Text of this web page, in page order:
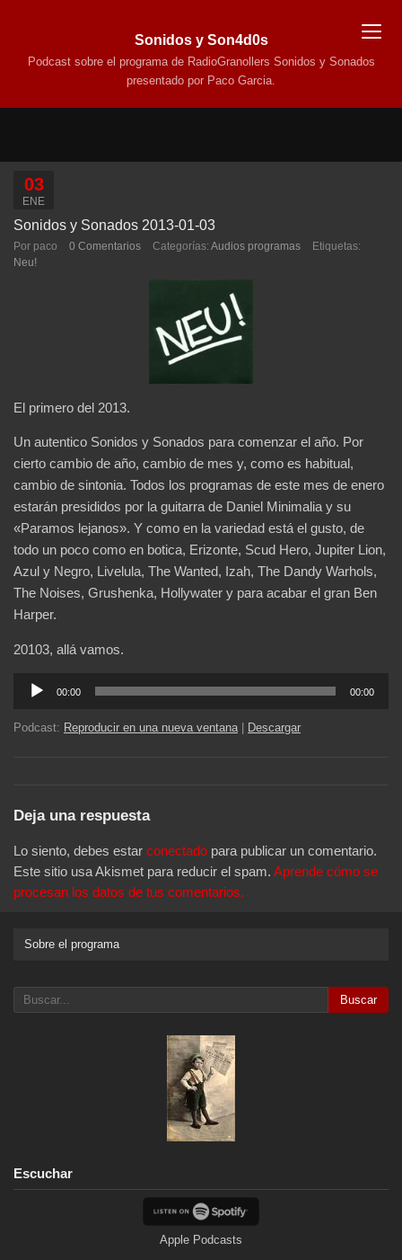
Sonidos y Son4d0s
Podcast sobre el programa de RadioGranollers Sonidos y Sonados
presentado por Paco Garcia.
03
ENE
Sonidos y Sonados 2013-01-03
Por paco 0 Comentarios Categorías: Audios programas
Etiquetas:
Neu!
El primero del 2013.
Un autentico Sonidos y Sonados para comenzar el año. Por
cierto cambio de año, cambio de mes y, como es habitual,
cambio de sintonia. Todos los programas de este mes de enero
estarán presididos por la guitarra de Daniel Minimalia y su
«Paramos lejanos». Y como en la variedad está el gusto, de
todo un poco como en botica, Erizonte, Scud Hero, Jupiter Lion,
Azul y Negro, Livelula, The Wanted, Izah, The Dandy Warhols,
The Noises, Grushenka, Hollywater y para acabar el gran Ben
Harper.
20103, allá vamos.
Reproductor
audio
00:00 00:00
Podcast: Reproducir en una nueva ventana| Descargar
Deja una respuesta
Lo siento, debes estar conectado para publicar un comentario.
Este sitio usa Akismet para reducir el spam. Aprende cómo se
procesan los datos de tus comentarios.
Sobre el programa
Buscar
Escuchar
Apple Podcasts